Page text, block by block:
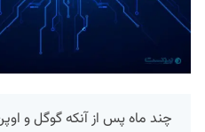
چند ماه پس از آنکه گوگل و